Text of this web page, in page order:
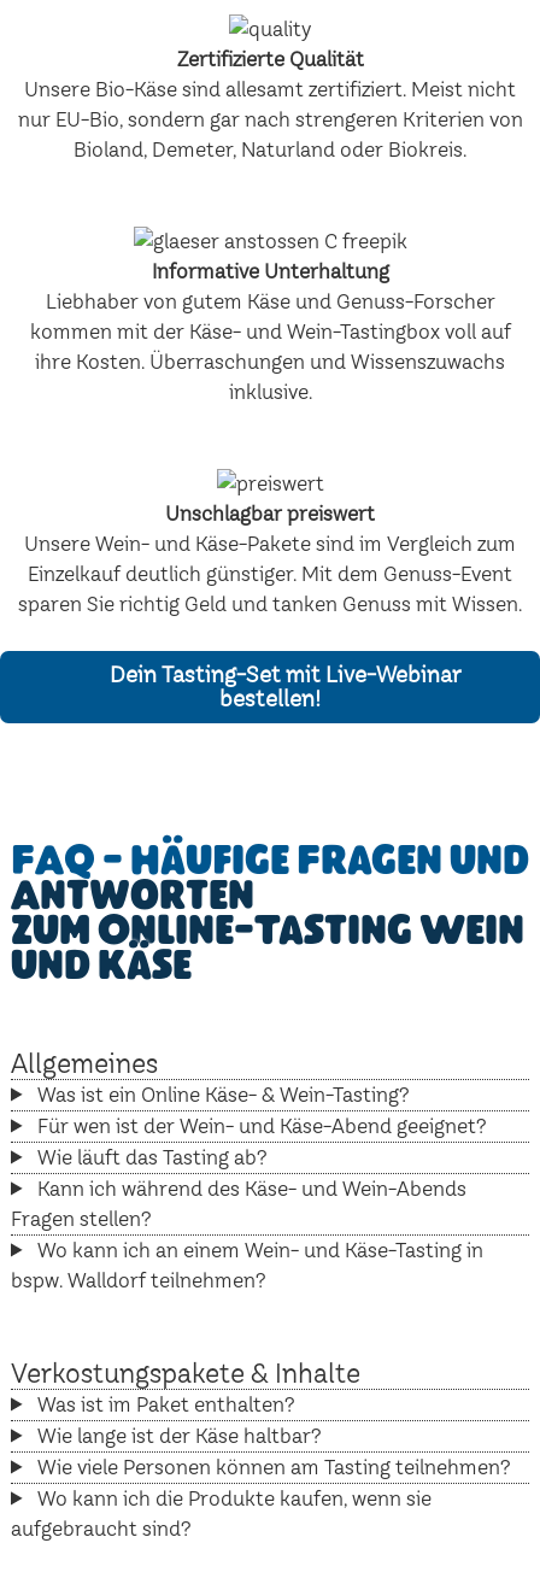
Zertifizierte Qualität
Unsere Bio-Käse sind allesamt zertifiziert. Meist nicht
nur EU-Bio, sondern gar nach strengeren Kriterien von
Bioland, Demeter, Naturland oder Biokreis.
Informative Unterhaltung
Liebhaber von gutem Käse und Genuss-Forscher
kommen mit der Käse- und Wein-Tastingbox voll auf
ihre Kosten. Überraschungen und Wissenszuwachs
inklusive.
Unschlagbar preiswert
Unsere Wein- und Käse-Pakete sind im Vergleich zum
Einzelkauf deutlich günstiger. Mit dem Genuss-Event
sparen Sie richtig Geld und tanken Genuss mit Wissen.
Dein Tasting-Set mit Live-Webinar
bestellen!
FAQ - Häufige Fragen und
Antworten
zum Online-Tasting Wein
und Käse
Allgemeines
Was ist ein Online Käse- & Wein-Tasting?
Für wen ist der Wein- und Käse-Abend geeignet?
Wie läuft das Tasting ab?
Kann ich während des Käse- und Wein-Abends
Fragen stellen?
Wo kann ich an einem Wein- und Käse-Tasting in
bspw. Walldorf teilnehmen?
Verkostungspakete & Inhalte
Was ist im Paket enthalten?
Wie lange ist der Käse haltbar?
Wie viele Personen können am Tasting teilnehmen?
Wo kann ich die Produkte kaufen, wenn sie
aufgebraucht sind?